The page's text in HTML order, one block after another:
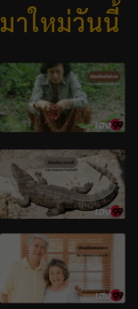
มาใหม่วันนี้